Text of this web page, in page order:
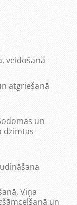
veidošanā
atgriešanā
un
dzimtas
Viņa
un